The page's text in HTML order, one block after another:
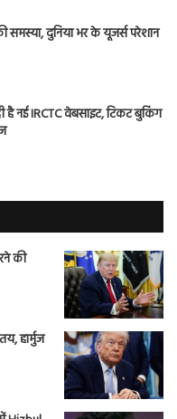
दुनिया भर के यूजर्स परेशान
है नई IRCTC वेबसाइट, टिकट बुकिंग
की
हार्मुज